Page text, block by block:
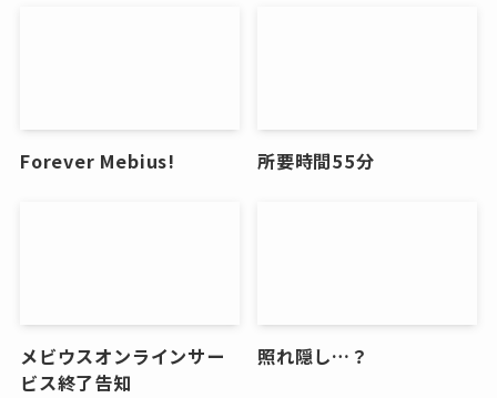
Forever Mebius! 所要時間55分
メビウスオンラインサー
ビス終了告知
照れ隠し…？